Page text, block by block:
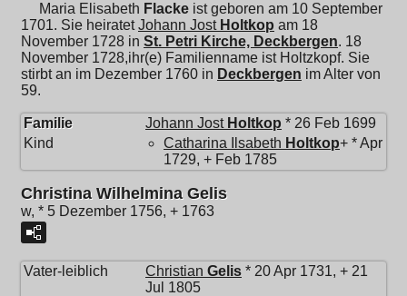
Maria Elisabeth Flacke ist geboren am 10 September
1701. Sie heiratetJohann Jost Holtkop am 18
November 1728 in St. Petri Kirche, Deckbergen. 18
November 1728,ihr(e) Familienname ist Holtzkopf. Sie
stirbt an im Dezember 1760 in Deckbergen im Alter von
59.
Familie Johann Jost Holtkop * 26 Feb 1699
Kind
Catharina Ilsabeth Holtkop+ * Apr
1729, + Feb 1785
Christina Wilhelmina Gelis
w, * 5 Dezember 1756, + 1763
Vater-leiblich Christian Gelis * 20 Apr 1731, + 21
Jul 1805